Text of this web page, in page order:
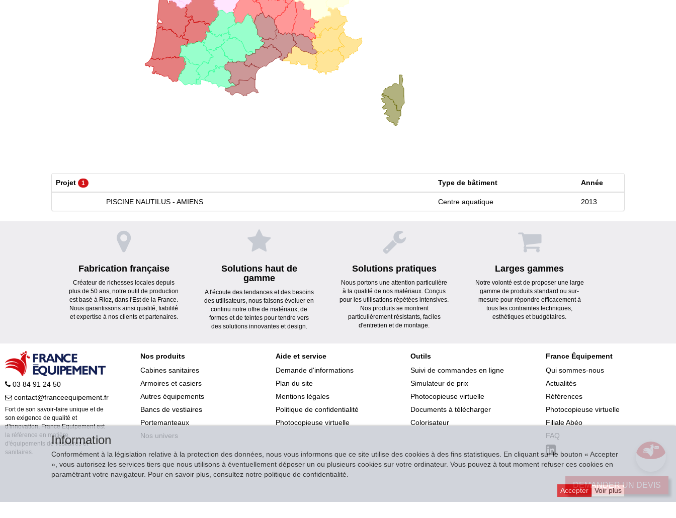
Projet 1 Type de bâtiment Année
PISCINE NAUTILUS - AMIENS Centre aquatique 2013
Fabrication française
Créateur de richesses locales depuis
plus de 50 ans, notre outil de production
est basé à Rioz, dans l'Est de la France.
Nous garantissons ainsi qualité, fiabilité
et expertise à nos clients et partenaires.
Solutions haut de
gamme
A l'écoute des tendances et des besoins
des utilisateurs, nous faisons évoluer en
continu notre offre de matériaux, de
formes et de teintes pour tendre vers
des solutions innovantes et design.
Solutions pratiques
Nous portons une attention particulière
à la qualité de nos matériaux. Conçus
pour les utilisations répétées intensives.
Nos produits se montrent
particulièrement résistants, faciles
d'entretien et de montage.
Larges gammes
Notre volonté est de proposer une large
gamme de produits standard ou sur-
mesure pour répondre efficacement à
tous les contraintes techniques,
esthétiques et budgétaires.
03 84 91 24 50
contact@franceequipement.fr
Fort de son savoir-faire unique et de
son exigence de qualité et
d'innovation, France Equipement est
la référence en matière
d'équipements de vestiaires et
sanitaires.
Nos produits
Cabines sanitaires
Armoires et casiers
Autres équipements
Bancs de vestiaires
Portemanteaux
Nos univers
Aide et service
Demande d'informations
Plan du site
Mentions légales
Politique de confidentialité
Photocopieuse virtuelle
Outils
Suivi de commandes en ligne
Simulateur de prix
Photocopieuse virtuelle
Documents à télécharger
Colorisateur
France Équipement
Qui sommes-nous
Actualités
Références
Photocopieuse virtuelle
Filiale Abéo
FAQ
DEMANDER UN DEVIS
Information
Conformément à la législation relative à la protection des données, nous vous informons que ce site utilise des cookies à des fins statistiques. En cliquant sur le bouton « Accepter
», vous autorisez les services tiers que nous utilisons à éventuellement déposer un ou plusieurs cookies sur votre ordinateur. Vous pouvez à tout moment refuser ces cookies en
paramétrant votre navigateur. Pour en savoir plus, consultez notre politique de confidentialité.
Accepter
Voir plus